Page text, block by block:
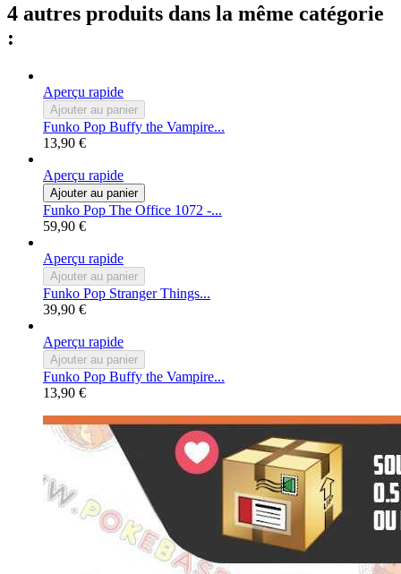
4 autres produits dans la même catégorie
:
Aperçu rapide
Ajouter au panier
Funko Pop Buffy the Vampire...
13,90 €
Aperçu rapide
Ajouter au panier
Funko Pop The Office 1072 -...
59,90 €
Aperçu rapide
Ajouter au panier
Funko Pop Stranger Things...
39,90 €
Aperçu rapide
Ajouter au panier
Funko Pop Buffy the Vampire...
13,90 €